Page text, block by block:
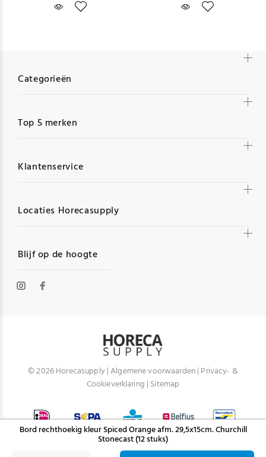
Bord rechthoekig kleur Spiced Orange afm. 29,5x15cm. Churchill
Stonecast (12 stuks)
Blijf op de hoogte
Categorieën
Top 5 merken
Klantenservice
Locaties Horecasupply
© 2026 Horecasupply |Algemene voorwaarden| Privacy- &
Cookieverklaring | Sitemap